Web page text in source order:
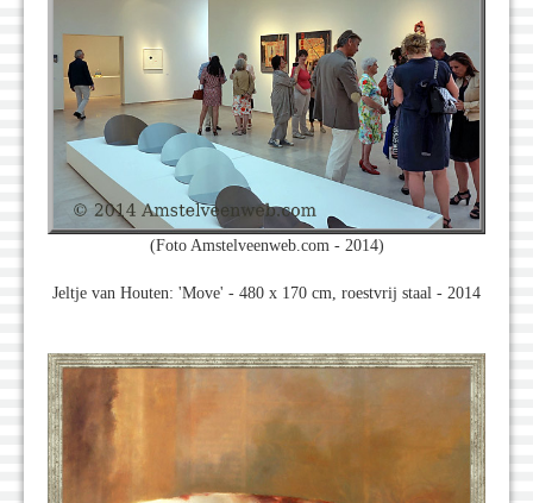
(Foto Amstelveenweb.com - 2014)
Jeltje van Houten: 'Move' - 480 x 170 cm, roestvrij staal - 2014